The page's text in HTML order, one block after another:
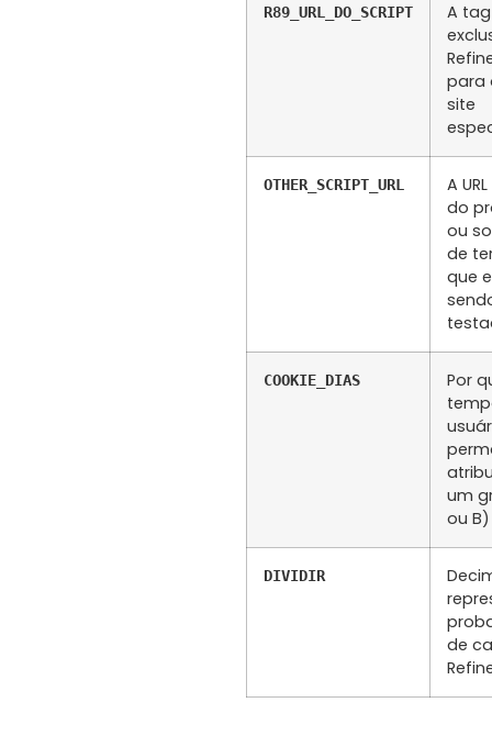
R89_URL_DO_SCRIPT
A tag
para
site
OTHER_SCRIPT_URL
A
do
ou
de
que
COOKIE_DIAS
Por
um
ou B)
DIVIDIR
de